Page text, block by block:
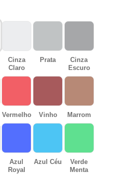
Cinza
Claro
Prata
Cinza
Escuro
Vermelho Vinho Marrom
Azul
Royal
Azul Céu
Verde
Menta